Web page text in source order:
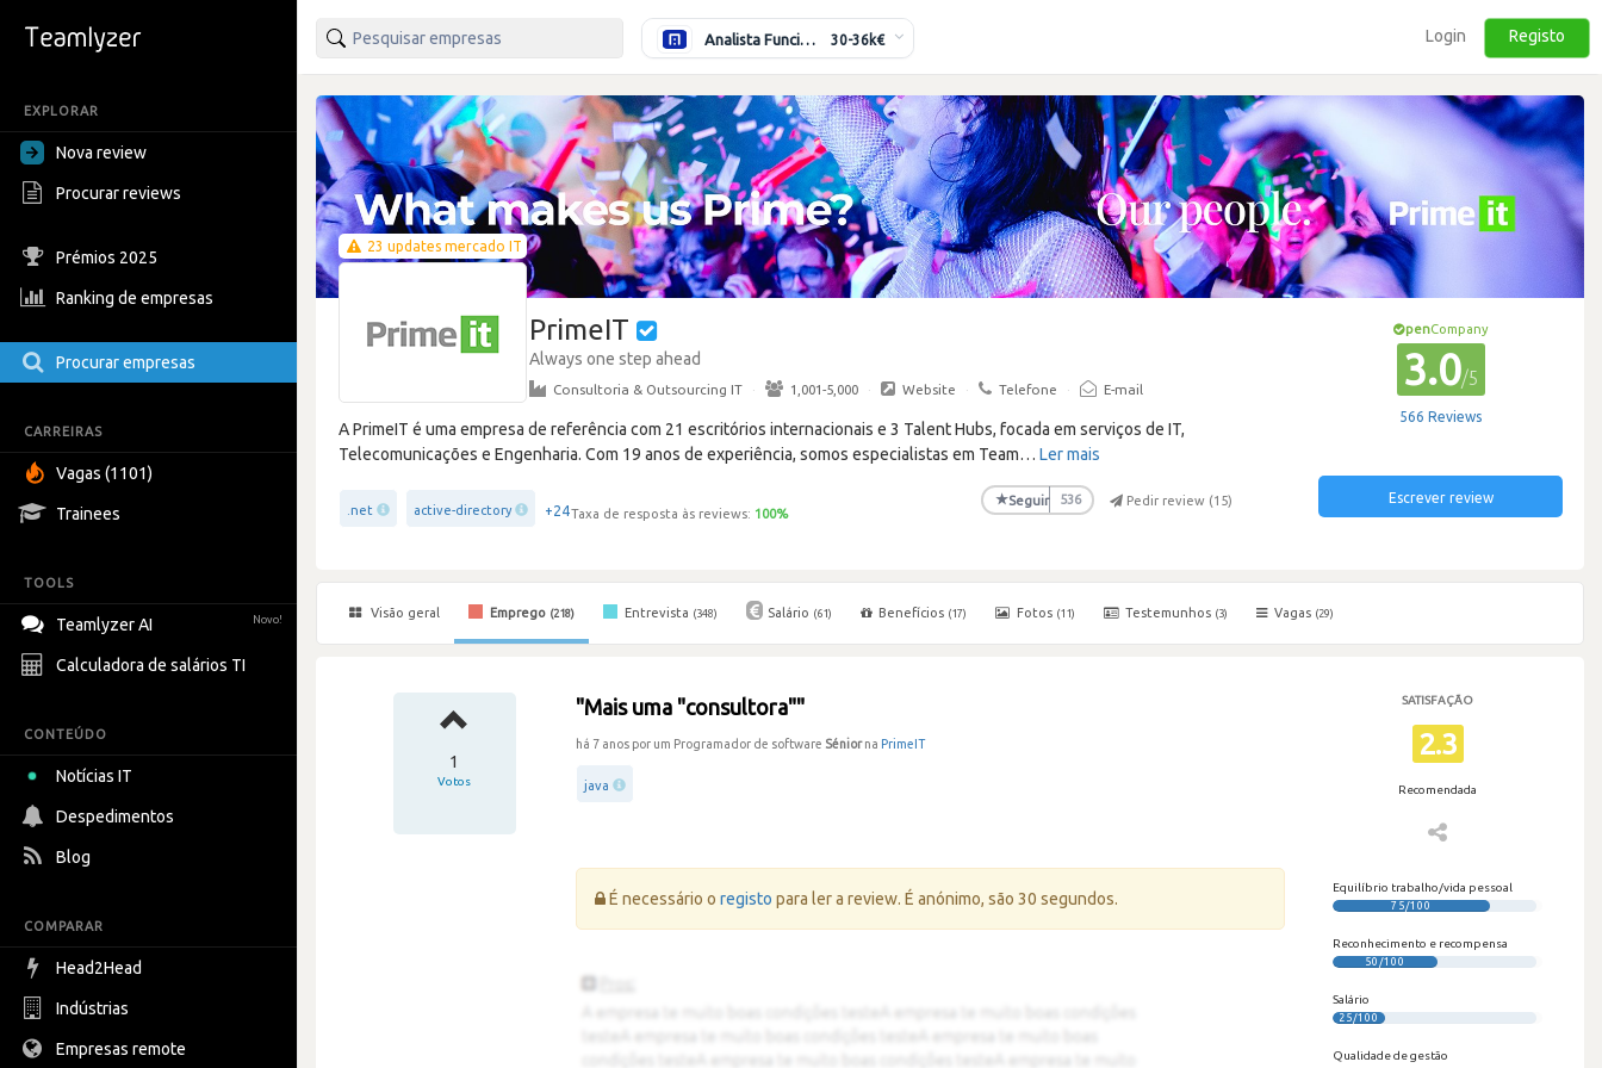
EXPLORAR
Nova review
Procurar reviews
Prémios 2025
Ranking de empresas
Procurar empresas
CARREIRAS
Vagas (1101)
Trainees
TOOLS
Teamlyzer AI Novo!
Calculadora de salários TI
CONTEÚDO
Notícias IT
Despedimentos
Blog
COMPARAR
Head2Head
Indústrias
Empresas remote
Analista Funcional (Híbrido) 30-36k€ Login Registo
23 updates mercado IT
PrimeIT
Always one step ahead
Consultoria & Outsourcing IT · 1,001-5,000 · Website · Telefone · E-mail
A PrimeIT é uma empresa de referência com 21 escritórios internacionais e 3 Talent Hubs, focada em serviços de IT,
Telecomunicações e Engenharia. Com 19 anos de experiência, somos especialistas em Team… Ler mais
.net active-directory +24Taxa de resposta às reviews: 100%
★Seguir 536 Pedir review (15)
penCompany
3.0/5
566 Reviews
Escrever review
Visão geral Emprego (218) Entrevista (348) Salário (61) Benefícios (17) Fotos (11) Testemunhos (3) Vagas (29)
1
Votos
"Mais uma "consultora""
há 7 anos por um Programador de software Séniorna PrimeIT
java
SATISFAÇÃO
2.3
Recomendada
Erro:
É necessário oregisto para ler a review. É anónimo, são 30 segundos.
Equilíbrio trabalho/vida pessoal
75/100
Reconhecimento e recompensa
50/100
Salário
25/100
Qualidade de gestão